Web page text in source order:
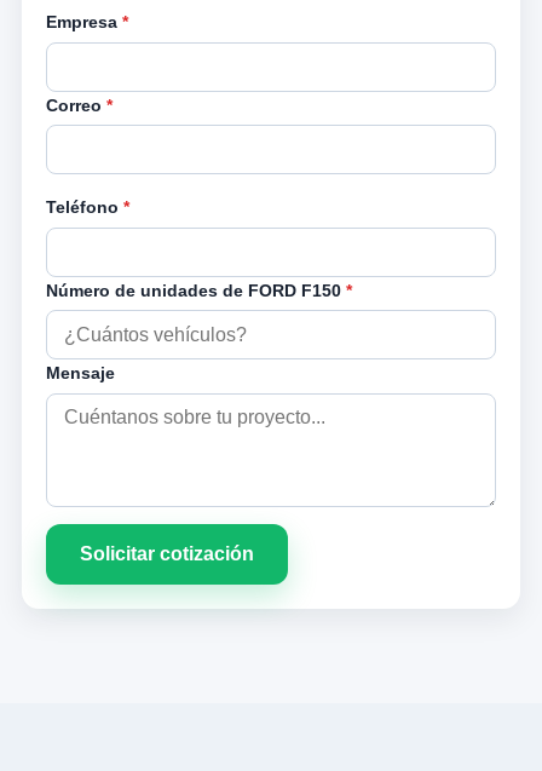
Empresa *
Correo *
Teléfono *
Número de unidades de FORD F150 *
Mensaje
Solicitar cotización